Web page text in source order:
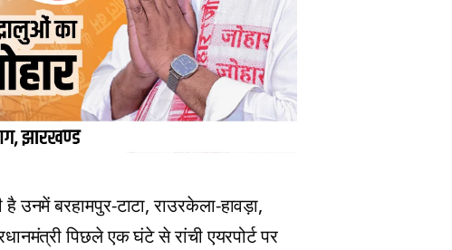
उनमें बरहामपुर-टाटा, राउरकेला-हावड़ा,
पिछले एक घंटे से रांची एयरपोर्ट पर